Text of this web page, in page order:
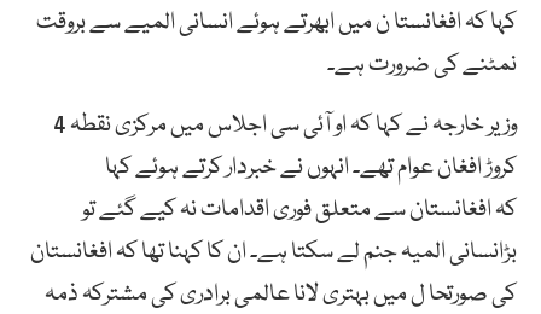
کہا کہ افغانستا ن میں ابھرتے ہوئے انسانی المیے سے بروقت
نمٹنے کی ضرورت ہے۔
وزیر خارجہ نے کہا کہ او آئی سی اجلاس میں مرکزی نقطہ 4
کروڑ افغان عوام تھے۔ انہوں نے خبردار کرتے ہوئے کہا
کہ افغانستان سے متعلق فوری اقدامات نہ کیے گئے تو
بڑانسانی المیہ جنم لے سکتا ہے۔ ان کا کہنا تھا کہ افغانستان
کی صورتحا ل میں بہتری لانا عالمی برادری کی مشترکہ ذمہ